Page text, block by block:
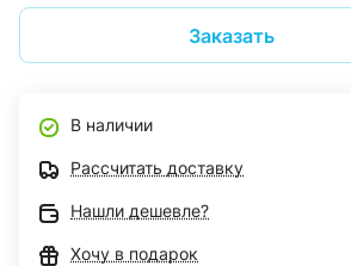
Заказать
В наличии
Рассчитать доставку
Нашли дешевле?
Хочу в подарок